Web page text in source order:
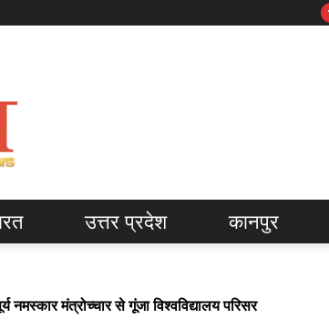
उत्तर प्रदेश कानपुर
मंत्रोच्चार से गूंजा विश्वविद्यालय परिसर